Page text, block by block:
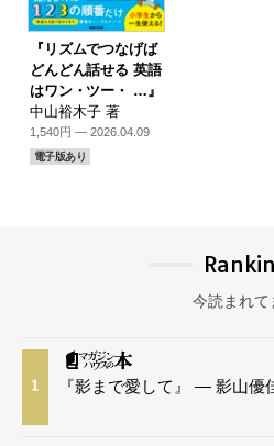
『リズムでつなげば
どんどん話せる 英語
はワン・ツー・ …』
中山裕木子 著
1,540円 — 2026.04.09
電子版あり
今読まれて
1 『影まで愛して』 — 影山優